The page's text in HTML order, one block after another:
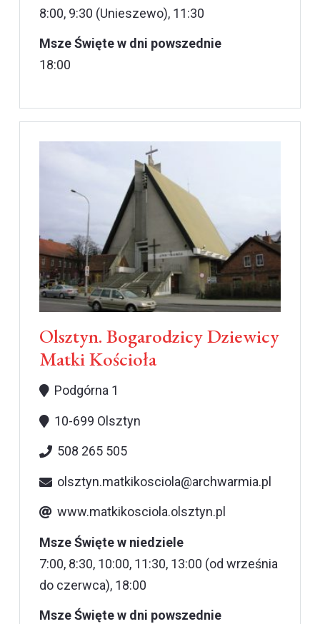
8:00, 9:30 (Unieszewo), 11:30
Msze Święte w dni powszednie
18:00
Olsztyn. Bogarodzicy Dziewicy
Matki Kościoła
Podgórna 1
10-699 Olsztyn
508 265 505
olsztyn.matkikosciola@archwarmia.pl
www.matkikosciola.olsztyn.pl
Msze Święte w niedziele
7:00, 8:30, 10:00, 11:30, 13:00 (od września
do czerwca), 18:00
Msze Święte w dni powszednie